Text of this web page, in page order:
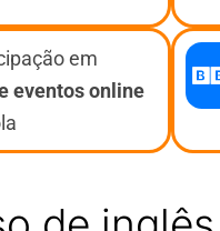
em
eventosonline